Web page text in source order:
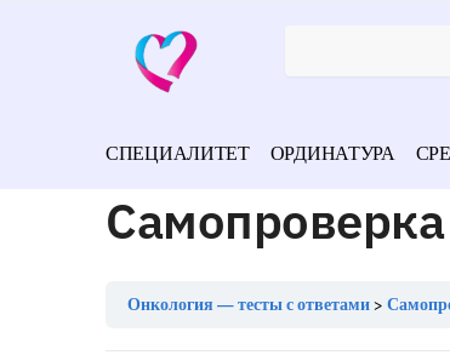
СПЕЦИАЛИТЕТ ОРДИНАТУРА
Онкология — тесты с ответами